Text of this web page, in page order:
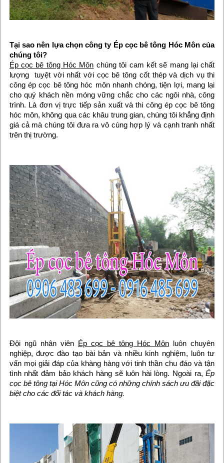
Tại sao nên lựa chọn công ty Ép cọc bê tông Hóc Môn của
chúng tôi?
Ép cọc bê tông Hóc Môn chúng tôi cam kết sẽ mang lại chất
lượng tuyệt vời nhất với cọc bê tông cốt thép và dịch vụ thi
công ép cọc bê tông hóc môn nhanh chóng, tiện lợi, mang lại
cho quý khách nền móng vững chắc cho các ngôi nhà, công
trình. Là đơn vị trực tiếp sản xuất và thi công ép cọc bê tông
hóc môn, không qua các khâu trung gian, chúng tôi khẳng định
giá cả mà chúng tôi đưa ra vô cùng hợp lý và cạnh tranh nhất
trên thị trường.
Đội ngũ nhân viên Ép cọc bê tông Hóc Môn luôn chuyên
nghiệp, được đào tạo bài bản và nhiều kinh nghiệm, luôn tư
vấn mọi giải đáp của khàng hàng với tinh thần chu đáo và tận
tình nhất đảm bảo khách hàng sẽ luôn hài lòng. Ngoài ra,Ép
cọc bê tông tại Hóc Môn cũng có những chính sách ưu đãi đặc
biệt cho các đối tác và khách hàng.